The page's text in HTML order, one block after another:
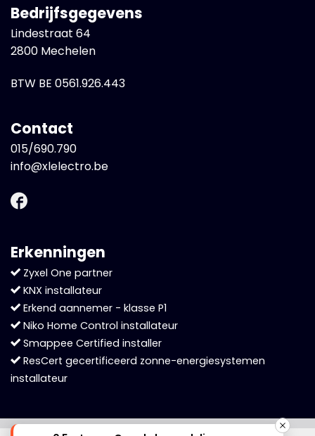
Bedrijfsgegevens
Lindestraat 64
2800 Mechelen
BTW BE 0561.926.443
Contact
015/690.790
info@xlelectro.be
Erkenningen
Zyxel One partner
KNX installateur
Erkend aannemer - klasse P1
Niko Home Control installateur
Smappee Certified installer
ResCert gecertificeerd zonne-energiesystemen
installateur
Cookies helpen ons bij het leveren van onze